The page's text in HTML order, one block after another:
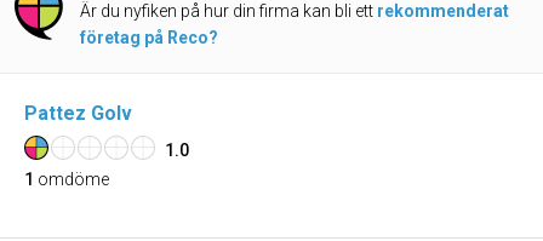
Är du nyfiken på hur din firma kan bli ett rekommenderat
företag på Reco?
Pattez Golv
1.0
1 omdöme